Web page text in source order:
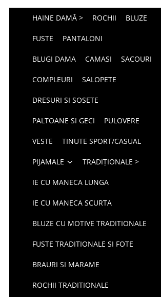
HAINE DAMĂ > ROCHII BLUZE
FUSTE PANTALONI
BLUGI DAMA CAMASI SACOURI
COMPLEURI SALOPETE
DRESURI SI SOSETE
PALTOANE SI GECI PULOVERE
VESTE TINUTE SPORT/CASUAL
PIJAMALE TRADIȚIONALE >
IE CU MANECA LUNGA
IE CU MANECA SCURTA
BLUZE CU MOTIVE TRADITIONALE
FUSTE TRADITIONALE SI FOTE
BRAURI SI MARAME
ROCHII TRADITIONALE